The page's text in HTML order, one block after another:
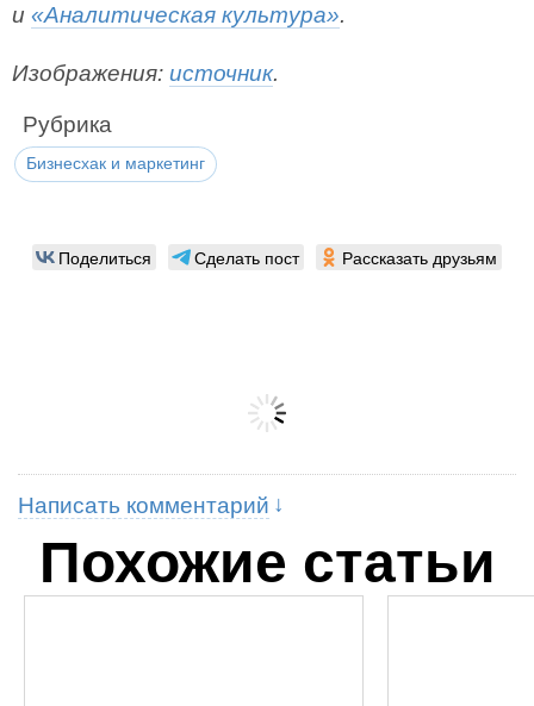
и «Аналитическая культура».
Изображения: источник.
Рубрика
Бизнесхак и маркетинг
Поделиться Сделать пост Рассказать друзьям
Написать комментарий
Похожие статьи